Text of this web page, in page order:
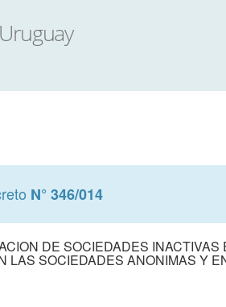
N° 346/014
DE SOCIEDADES
LAS SOCIEDADES ANONIMAS Y